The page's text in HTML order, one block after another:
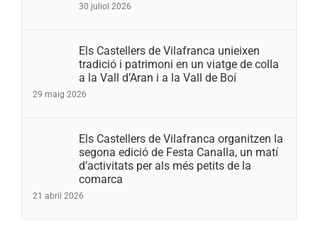
30 juliol 2026
Els Castellers de Vilafranca unieixen
tradició i patrimoni en un viatge de colla
a la Vall d’Aran i a la Vall de Boí
29 maig 2026
Els Castellers de Vilafranca organitzen la
segona edició de Festa Canalla, un matí
d’activitats per als més petits de la
comarca
21 abril 2026